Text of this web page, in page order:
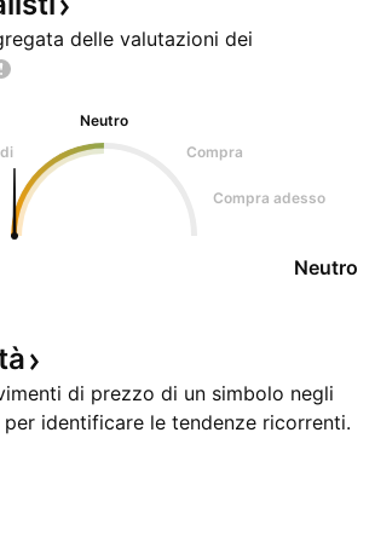
delle valutazioni dei
Neutro
Compra
Compra adesso
Neutro
di prezzo di un simbolo negli
identificare le tendenze ricorrenti.